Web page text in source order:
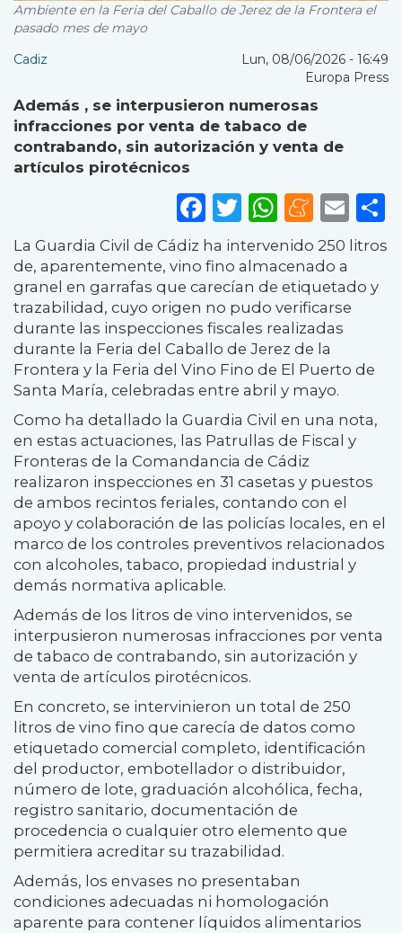
Ambiente en la Feria del Caballo de Jerez de la Frontera el
pasado mes de mayo
Cadiz
Lun, 08/06/2026 - 16:49
Europa Press
Además , se interpusieron numerosas
infracciones por venta de tabaco de
contrabando, sin autorización y venta de
artículos pirotécnicos
Facebook
Twitter
La Guardia Civil de Cádiz ha intervenido 250 litros
de, aparentemente, vino fino almacenado a
granel en garrafas que carecían de etiquetado y
trazabilidad, cuyo origen no pudo verificarse
durante las inspecciones fiscales realizadas
durante la Feria del Caballo de Jerez de la
Frontera y la Feria del Vino Fino de El Puerto de
Santa María, celebradas entre abril y mayo.
Como ha detallado la Guardia Civil en una nota,
en estas actuaciones, las Patrullas de Fiscal y
Fronteras de la Comandancia de Cádiz
realizaron inspecciones en 31 casetas y puestos
de ambos recintos feriales, contando con el
apoyo y colaboración de las policías locales, en el
marco de los controles preventivos relacionados
con alcoholes, tabaco, propiedad industrial y
demás normativa aplicable.
Además de los litros de vino intervenidos, se
interpusieron numerosas infracciones por venta
de tabaco de contrabando, sin autorización y
venta de artículos pirotécnicos.
En concreto, se intervinieron un total de 250
litros de vino fino que carecía de datos como
etiquetado comercial completo, identificación
del productor, embotellador o distribuidor,
número de lote, graduación alcohólica, fecha,
registro sanitario, documentación de
procedencia o cualquier otro elemento que
permitiera acreditar su trazabilidad.
Además, los envases no presentaban
condiciones adecuadas ni homologación
aparente para contener líquidos alimentarios